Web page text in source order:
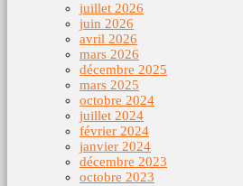
juillet 2026
juin 2026
avril 2026
mars 2026
décembre 2025
mars 2025
octobre 2024
juillet 2024
février 2024
janvier 2024
décembre 2023
octobre 2023